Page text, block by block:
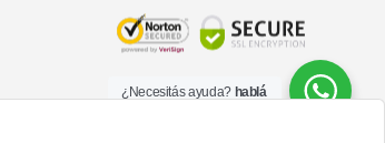
¿Necesitás ayuda? hablá